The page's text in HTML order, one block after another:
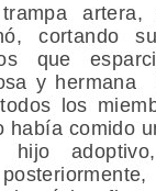
artera,
cortando
que
y hermana
los
había comido